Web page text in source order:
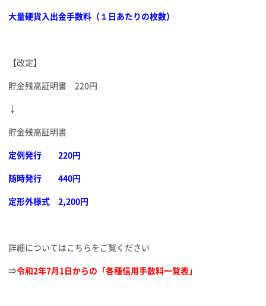
大量硬貨入出金手数料（１日あたりの枚数）
【改定】
貯金残高証明書 220円
↓
貯金残高証明書
定例発行 220円
随時発行 440円
定形外様式 2,200円
詳細についてはこちらをご覧ください
⇒令和2年7月1日からの「 各種信用手数料一覧表」